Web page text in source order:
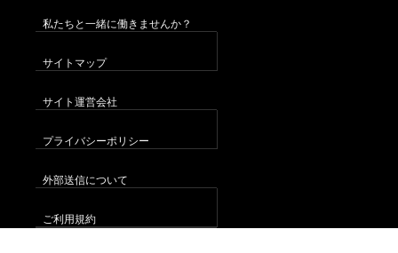
私たちと一緒に働きませんか？
サイトマップ
サイト運営会社
プライバシーポリシー
外部送信について
ご利用規約